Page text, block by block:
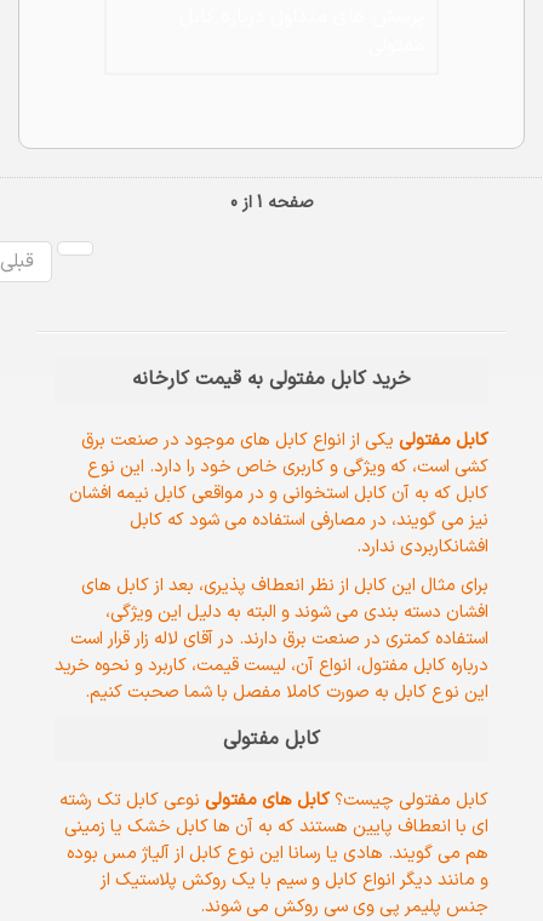
صفحه 1 از 0
قبلی
خرید کابل مفتولی به قیمت کارخانه
کابل مفتولی یکی از انواع کابل های موجود در صنعت برق
کشی است، که ویژگی و کاربری خاص خود را دارد. این نوع
کابل که به آن کابل استخوانی و در مواقعی کابل نیمه افشان
نیز می گویند، در مصارفی استفاده می شود که کابل
افشانکاربردی ندارد.
برای مثال این کابل از نظر انعطاف پذیری، بعد از کابل های
افشان دسته بندی می شوند و البته به دلیل این ویژگی،
استفاده کمتری در صنعت برق دارند. در آقای لاله زار قرار است
درباره کابل مفتول، انواع آن، لیست قیمت، کاربرد و نحوه خرید
این نوع کابل به صورت کاملا مفصل با شما صحبت کنیم.
کابل مفتولی
کابل مفتولی چیست؟کابل های مفتولی نوعی کابل تک رشته
ای با انعطاف پایین هستند که به آن ها کابل خشک یا زمینی
هم می گویند. هادی یا رسانا این نوع کابل از آلیاژ مس بوده
و مانند دیگر انواع کابل و سیم با یک روکش پلاستیک از
جنس پلیمر پی وی سی روکش می شوند.